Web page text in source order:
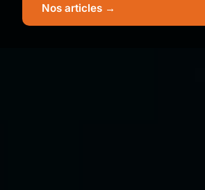
Nos articles →